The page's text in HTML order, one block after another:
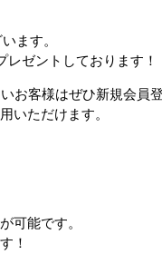
ます。
レゼントしております！
お客様はぜひ新規会員
いただけます。
可能です。
！